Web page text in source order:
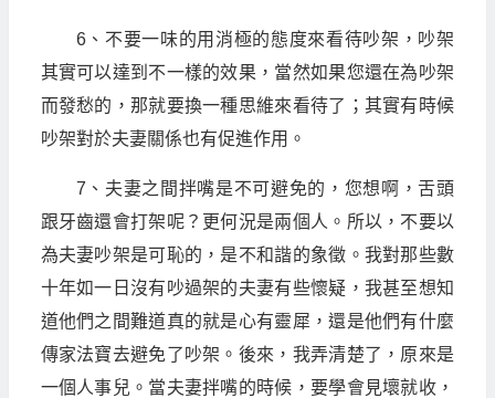
6、不要一味的用消極的態度來看待吵架，吵架
其實可以達到不一樣的效果，當然如果您還在為吵架
而發愁的，那就要換一種思維來看待了；其實有時候
吵架對於夫妻關係也有促進作用。
7、夫妻之間拌嘴是不可避免的，您想啊，舌頭
跟牙齒還會打架呢？更何況是兩個人。所以，不要以
為夫妻吵架是可恥的，是不和諧的象徵。我對那些數
十年如一日沒有吵過架的夫妻有些懷疑，我甚至想知
道他們之間難道真的就是心有靈犀，還是他們有什麼
傳家法寶去避免了吵架。後來，我弄清楚了，原來是
一個人事兒。當夫妻拌嘴的時候，要學會見壞就收，